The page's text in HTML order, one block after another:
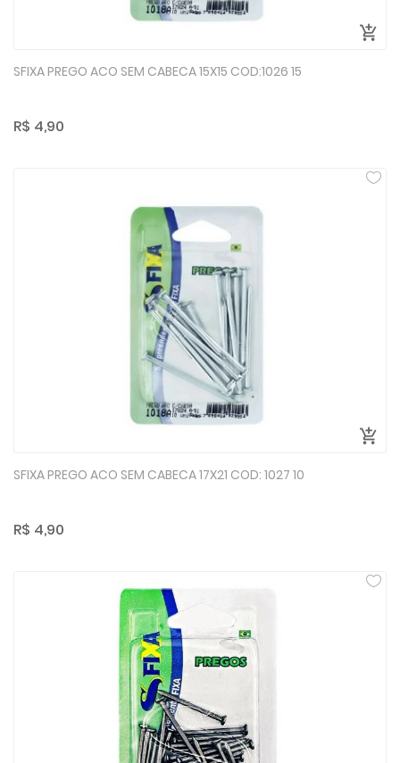
SFIXA PREGO ACO SEM CABECA 15X15 COD:1026 15
R$ 4,90
SFIXA PREGO ACO SEM CABECA 17X21 COD: 1027 10
R$ 4,90